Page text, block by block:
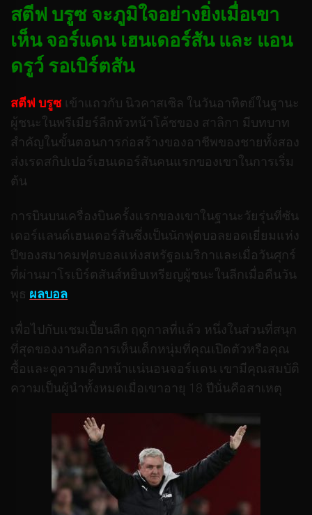
สตีฟ บรูซ จะภูมิใจอย่างยิ่งเมื่อเขา
เห็น จอร์แดน เฮนเดอร์สัน และ แอน
ดรูว์ รอเบิร์ตสัน
สตีฟ บรูซเข้าแถวกับ นิวคาสเซิล ในวันอาทิตย์ในฐานะ
ผู้ชนะในพรีเมียร์ลีกหัวหน้าโค้ชของ สาลิกา มีบทบาท
สำคัญในขั้นตอนการก่อสร้างของอาชีพของชายทั้งสอง
ส่งเรดสกิปเปอร์เฮนเดอร์สันคนแรกของเขาในการเริ่ม
ต้น
การบินบนเครื่องบินครั้งแรกของเขาในฐานะวัยรุ่นที่ซัน
เดอร์แลนด์เฮนเดอร์สันซึ่งเป็นนักฟุตบอลยอดเยี่ยมแห่ง
ปีของสมาคมฟุตบอลแห่งสหรัฐอเมริกาและเมื่อวันศุกร์
ที่ผ่านมาโรเบิร์ตสันส์หยิบเหรียญผู้ชนะในลีกเมื่อคืนวัน
พุธ ผลบอล
เพื่อไปกับแชมเปี้ยนลีก ฤดูกาลที่แล้ว หนึ่งในส่วนที่สนุก
ที่สุดของงานคือการเห็นเด็กหนุ่มที่คุณเปิดตัวหรือคุณ
ซื้อและดูความคืบหน้าแน่นอนจอร์แดน เขามีคุณสมบัติ
ความเป็นผู้นำทั้งหมดเมื่อเขาอายุ 18 ปีนั่นคือสาเหตุ